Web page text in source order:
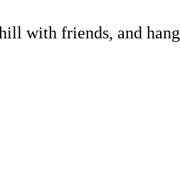
with friends, and hang